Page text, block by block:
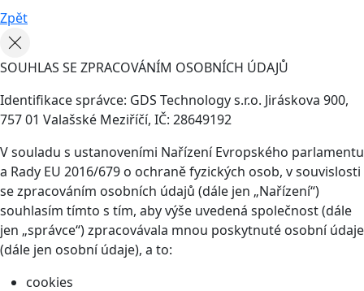
Zpět
SOUHLAS SE ZPRACOVÁNÍM OSOBNÍCH ÚDAJŮ
Identifikace správce: GDS Technology s.r.o. Jiráskova 900,
757 01 Valašské Meziříčí, IČ: 28649192
V souladu s ustanoveními Nařízení Evropského parlamentu
a Rady EU 2016/679 o ochraně fyzických osob, v souvislosti
se zpracováním osobních údajů (dále jen „Nařízení“)
souhlasím tímto s tím, aby výše uvedená společnost (dále
jen „správce“) zpracovávala mnou poskytnuté osobní údaje
(dále jen osobní údaje), a to:
cookies